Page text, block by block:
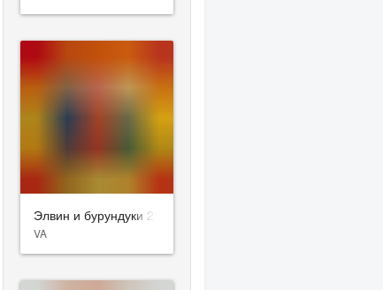
and Orchestra
Элвин и бурундуки 2
VA